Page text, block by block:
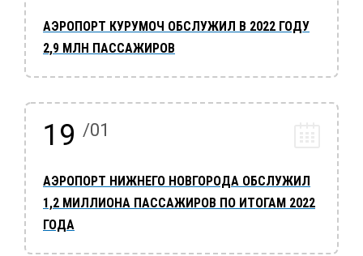
АЭРОПОРТ КУРУМОЧ ОБСЛУЖИЛ В 2022 ГОДУ
2,9 МЛН ПАССАЖИРОВ
19 /01
АЭРОПОРТ НИЖНЕГО НОВГОРОДА ОБСЛУЖИЛ
1,2 МИЛЛИОНА ПАССАЖИРОВ ПО ИТОГАМ 2022
ГОДА